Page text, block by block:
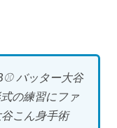
バッター大谷
の練習にファ
こん身手術